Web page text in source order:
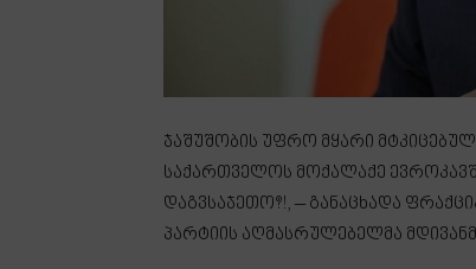
ჯაშუშობის უფრო მყარი
საქართველოს მოქალაქე
დაგვსაჯეთო?!, – განაცხადა
პარტიის აღმასრულებელმა